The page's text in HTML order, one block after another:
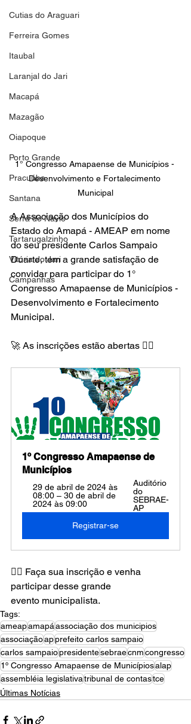
Cutias do Araguari
Ferreira Gomes
Itaubal
Laranjal do Jari
Macapá
Mazagão
Oiapoque
Porto Grande
Pracuúba
Santana
Serra do Navio
Tartarugalzinho
Vitória do Jari
Campanhas
1° Congresso Amapaense de Municípios -
Desenvolvimento e Fortalecimento
Municipal
A Associação dos Municípios do
Estado do Amapá - AMEAP em nome
do seu presidente Carlos Sampaio
Duarte, tem a grande satisfação de
convidar para participar do 1°
Congresso Amapaense de Municípios -
Desenvolvimento e Fortalecimento
Municipal.
🚀 As inscrições estão abertas 👇🏻
1º Congresso Amapaense de
Municípios
29 de abril de 2024 às
08:00 – 30 de abril de
2024 às 09:00
Auditório
do
SEBRAE-
AP
Registrar-se
✍🏼 Faça sua inscrição e venha
participar desse grande
evento municipalista.
Tags:
ameapamapáassociação dos municipios
associaçãoapprefeito carlos sampaio
carlos sampaiopresidentesebraecnmcongresso
1º Congresso Amapaense de Municípiosalap
assembléia legislativatribunal de contastce
Últimas Notícias